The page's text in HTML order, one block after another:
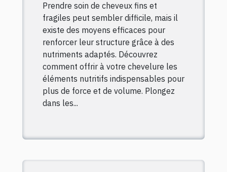
Prendre soin de cheveux fins et
fragiles peut sembler difficile, mais il
existe des moyens efficaces pour
renforcer leur structure grâce à des
nutriments adaptés. Découvrez
comment offrir à votre chevelure les
éléments nutritifs indispensables pour
plus de force et de volume. Plongez
dans les...